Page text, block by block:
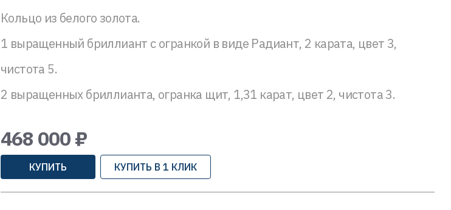
Кольцо из белого золота.
1 выращенный бриллиант с огранкой в виде Радиант, 2 карата, цвет 3,
чистота 5.
2 выращенных бриллианта, огранка щит, 1,31 карат, цвет 2, чистота 3.
468 000 ₽
КУПИТЬ КУПИТЬ В 1 КЛИК